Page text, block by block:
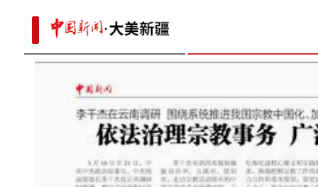
雪豹现身新疆库木塔格沙漠
Ti